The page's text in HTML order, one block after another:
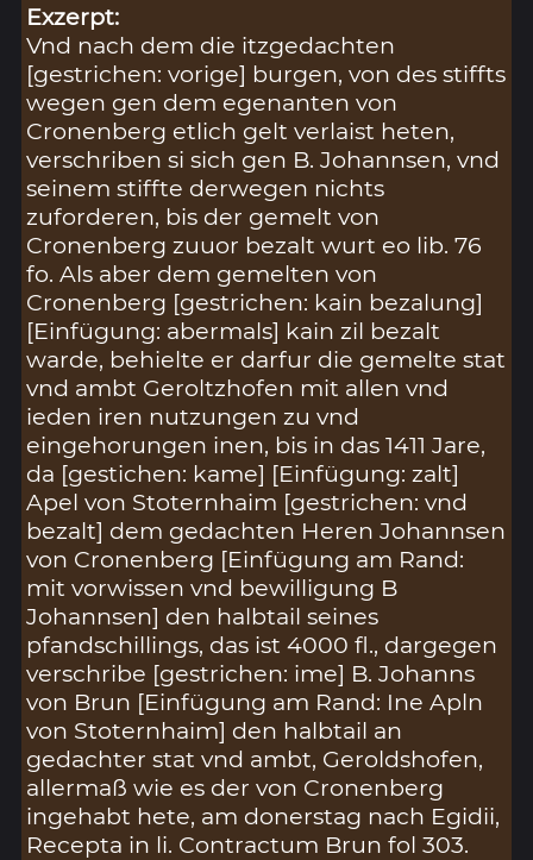
Exzerpt:
Vnd nach dem die itzgedachten
[gestrichen: vorige] burgen, von des stiffts
wegen gen dem egenanten von
Cronenberg etlich gelt verlaist heten,
verschriben si sich gen B. Johannsen, vnd
seinem stiffte derwegen nichts
zuforderen, bis der gemelt von
Cronenberg zuuor bezalt wurt eo lib. 76
fo. Als aber dem gemelten von
Cronenberg [gestrichen: kain bezalung]
[Einfügung: abermals] kain zil bezalt
warde, behielte er darfur die gemelte stat
vnd ambt Geroltzhofen mit allen vnd
ieden iren nutzungen zu vnd
eingehorungen inen, bis in das 1411 Jare,
da [gestichen: kame] [Einfügung: zalt]
Apel von Stoternhaim [gestrichen: vnd
bezalt] dem gedachten Heren Johannsen
von Cronenberg [Einfügung am Rand:
mit vorwissen vnd bewilligung B
Johannsen] den halbtail seines
pfandschillings, das ist 4000 fl., dargegen
verschribe [gestrichen: ime] B. Johanns
von Brun [Einfügung am Rand: Ine Apln
von Stoternhaim] den halbtail an
gedachter stat vnd ambt, Geroldshofen,
allermaß wie es der von Cronenberg
ingehabt hete, am donerstag nach Egidii,
Recepta in li. Contractum Brun fol 303.